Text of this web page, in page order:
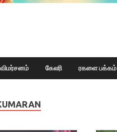
விமர்சனம் கேலரி ரகளை பக்கம்